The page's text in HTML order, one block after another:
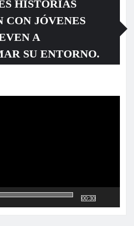
HISTORIAS
CON JÓVENES
A
SU ENTORNO.
00:30